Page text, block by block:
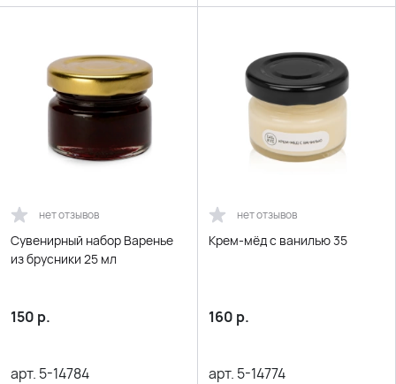
нет отзывов
Сувенирный набор Варенье
из брусники 25 мл
150 р.
арт. 5-14784
нет отзывов
Крем-мёд с ванилью 35
160 р.
арт. 5-14774